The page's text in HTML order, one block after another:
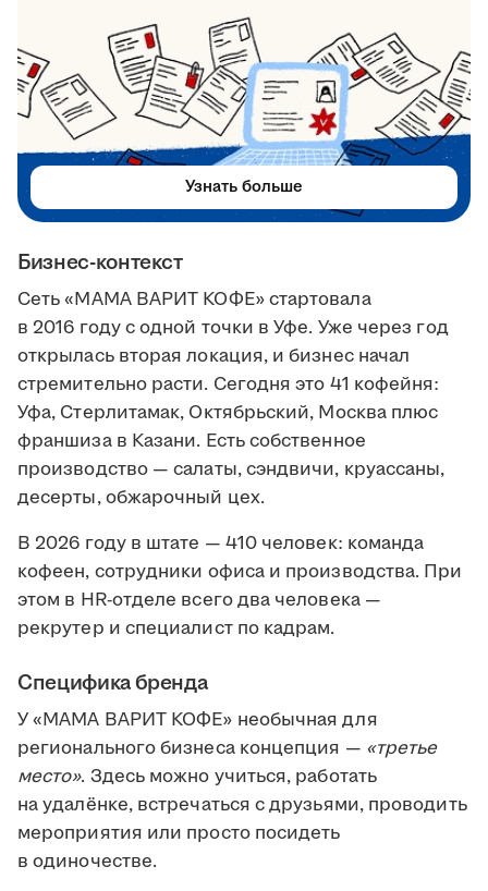
Бизнес-контекст
Сеть «МАМА ВАРИТ КОФЕ» стартовала
в 2016 году с одной точки в Уфе. Уже через год
открылась вторая локация, и бизнес начал
стремительно расти. Сегодня это 41 кофейня:
Уфа, Стерлитамак, Октябрьский, Москва плюс
франшиза в Казани. Есть собственное
производство — салаты, сэндвичи, круассаны,
десерты, обжарочный цех.
В 2026 году в штате — 410 человек: команда
кофеен, сотрудники офиса и производства. При
этом в HR-отделе всего два человека —
рекрутер и специалист по кадрам.
Специфика бренда
У «МАМА ВАРИТ КОФЕ» необычная для
регионального бизнеса концепция — «третье
место». Здесь можно учиться, работать
на удалёнке, встречаться с друзьями, проводить
мероприятия или просто посидеть
в одиночестве.
Узнать больше